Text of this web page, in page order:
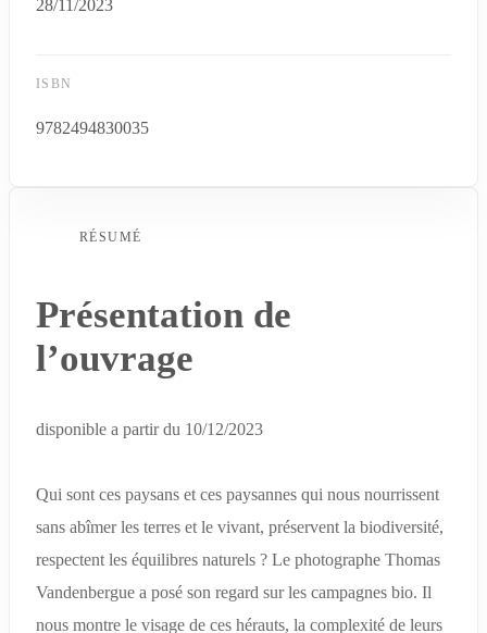
28/11/2023
ISBN
9782494830035
RÉSUMÉ
Présentation de
l’ouvrage
disponible a partir du 10/12/2023
Qui sont ces paysans et ces paysannes qui nous nourrissent
sans abîmer les terres et le vivant, préservent la biodiversité,
respectent les équilibres naturels ? Le photographe Thomas
Vandenbergue a posé son regard sur les campagnes bio. Il
nous montre le visage de ces hérauts, la complexité de leurs